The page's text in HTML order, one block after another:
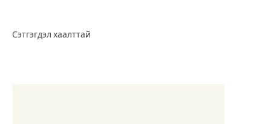
Сэтгэгдэл хаалттай